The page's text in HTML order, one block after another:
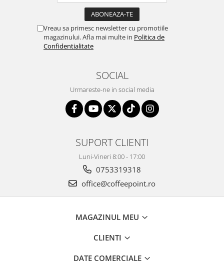
Vreau sa primesc newsletter cu promotiile
magazinului. Afla mai multe in Politica de
Confidentialitate
SOCIAL
Urmareste-ne in social media
SUPORT CLIENTI
Luni-Vineri 8:00 - 17:00
0753319318
office@coffeepoint.ro
MAGAZINUL MEU
CLIENTI
DATE COMERCIALE